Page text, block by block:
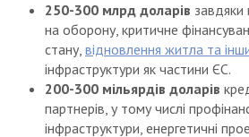
250-300 млрд доларів завдяки
на оборону, критичне
стану, відновлення житла та
інфраструктури як частини ЄС.
200-300 мільярдів доларів
партнерів, у тому числі
інфраструктури, енергетичні